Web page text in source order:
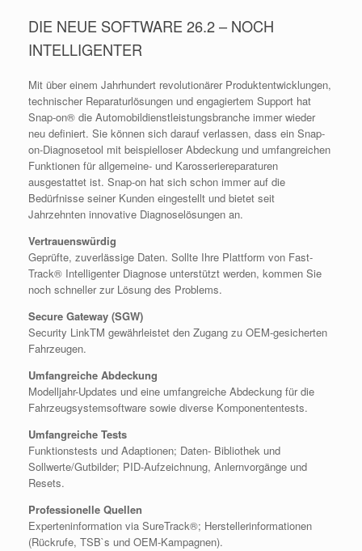
DIE NEUE SOFTWARE 26.2 – NOCH
INTELLIGENTER
Mit über einem Jahrhundert revolutionärer Produktentwicklungen,
technischer Reparaturlösungen und engagiertem Support hat
Snap-on® die Automobildienstleistungsbranche immer wieder
neu definiert. Sie können sich darauf verlassen, dass ein Snap-
on-Diagnosetool mit beispielloser Abdeckung und umfangreichen
Funktionen für allgemeine- und Karosseriereparaturen
ausgestattet ist. Snap-on hat sich schon immer auf die
Bedürfnisse seiner Kunden eingestellt und bietet seit
Jahrzehnten innovative Diagnoselösungen an.
Vertrauenswürdig
Geprüfte, zuverlässige Daten. Sollte Ihre Plattform von Fast-
Track® Intelligenter Diagnose unterstützt werden, kommen Sie
noch schneller zur Lösung des Problems.
Secure Gateway (SGW)
Security LinkTM gewährleistet den Zugang zu OEM-gesicherten
Fahrzeugen.
Umfangreiche Abdeckung
Modelljahr-Updates und eine umfangreiche Abdeckung für die
Fahrzeugsystemsoftware sowie diverse Komponententests.
Umfangreiche Tests
Funktionstests und Adaptionen; Daten- Bibliothek und
Sollwerte/Gutbilder; PID-Aufzeichnung, Anlernvorgänge und
Resets.
Professionelle Quellen
Experteninformation via SureTrack®; Herstellerinformationen
(Rückrufe, TSB`s und OEM-Kampagnen).